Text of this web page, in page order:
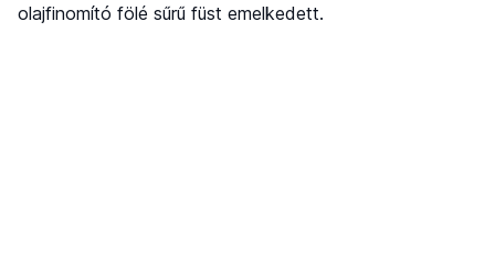
olajfinomító fölé sűrű füst emelkedett.